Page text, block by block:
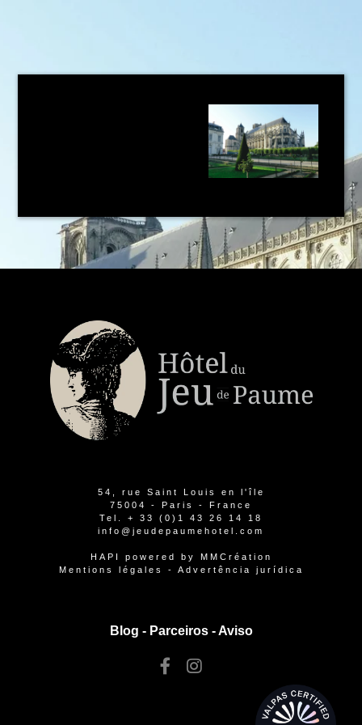
54, rue Saint Louis en l'île
75004 - Paris - France
Tel. + 33 (0)1 43 26 14 18
info@jeudepaumehotel.com
HAPI powered by MMCréation
Mentions légales
- Advertência jurídica
Blog - Parceiros-Aviso